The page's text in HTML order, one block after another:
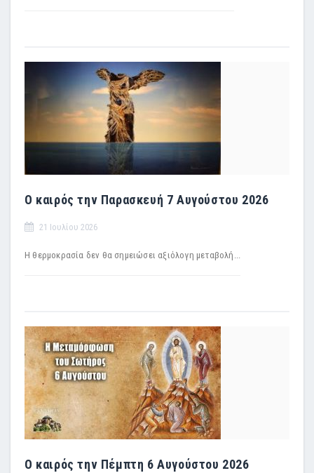
Ο καιρός την Παρασκευή 7 Αυγούστου 2026
21 Ιουλίου 2026
Η θερμοκρασία δεν θα σημειώσει αξιόλογη μεταβολή...
Ο καιρός την Πέμπτη 6 Αυγούστου 2026